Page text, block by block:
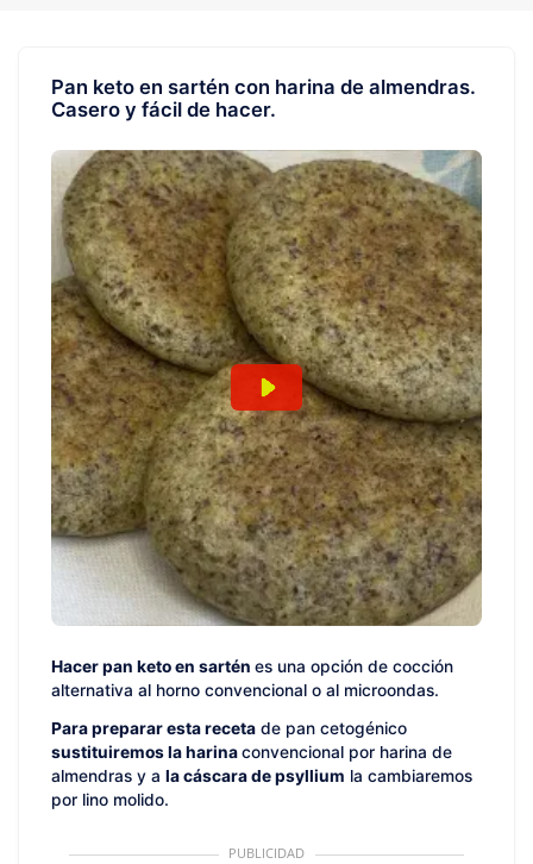
Pan keto en sartén con harina de almendras.
Casero y fácil de hacer.
Hacer pan keto en sartén es una opción de cocción
alternativa al horno convencional o al microondas.
Para preparar esta receta de pan cetogénico
sustituiremos la harinaconvencional por harina de
almendras y a la cáscara de psyllium la cambiaremos
por lino molido.
PUBLICIDAD